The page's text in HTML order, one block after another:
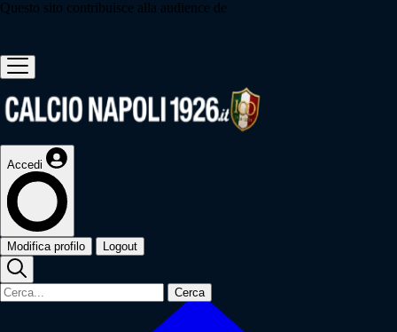
Questo sito contribuisce alla audience de
Accedi
Modifica profilo Logout
Cerca